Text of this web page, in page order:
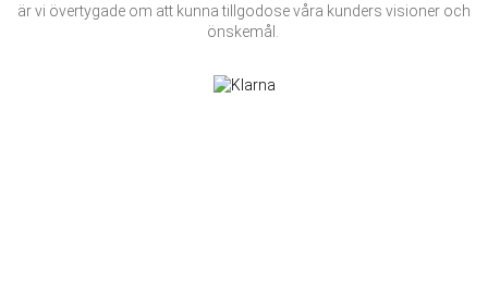
är vi övertygade om att kunna tillgodose våra kunders visioner och
önskemål.